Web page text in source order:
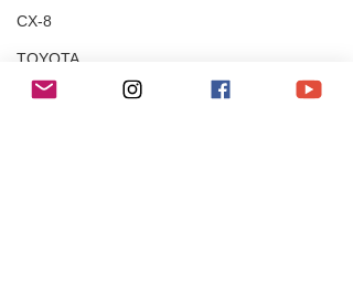
CX-8
TOYOTA
80Supra